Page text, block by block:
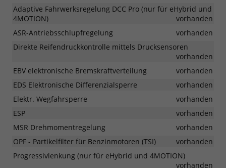
Adaptive Fahrwerksregelung DCC Pro (nur für eHybrid und
4MOTION)
vorhanden
ASR-Antriebsschlupfregelung
vorhanden
Direkte Reifendruckkontrolle mittels Drucksensoren
vorhanden
EBV elektronische Bremskraftverteilung
vorhanden
EDS Elektronische Differenzialsperre
vorhanden
Elektr. Wegfahrsperre
vorhanden
ESP
vorhanden
MSR Drehmomentregelung
vorhanden
OPF - Partikelfilter für Benzinmotoren (TSI)
vorhanden
Progressivlenkung (nur für eHybrid und 4MOTION)
vorhanden